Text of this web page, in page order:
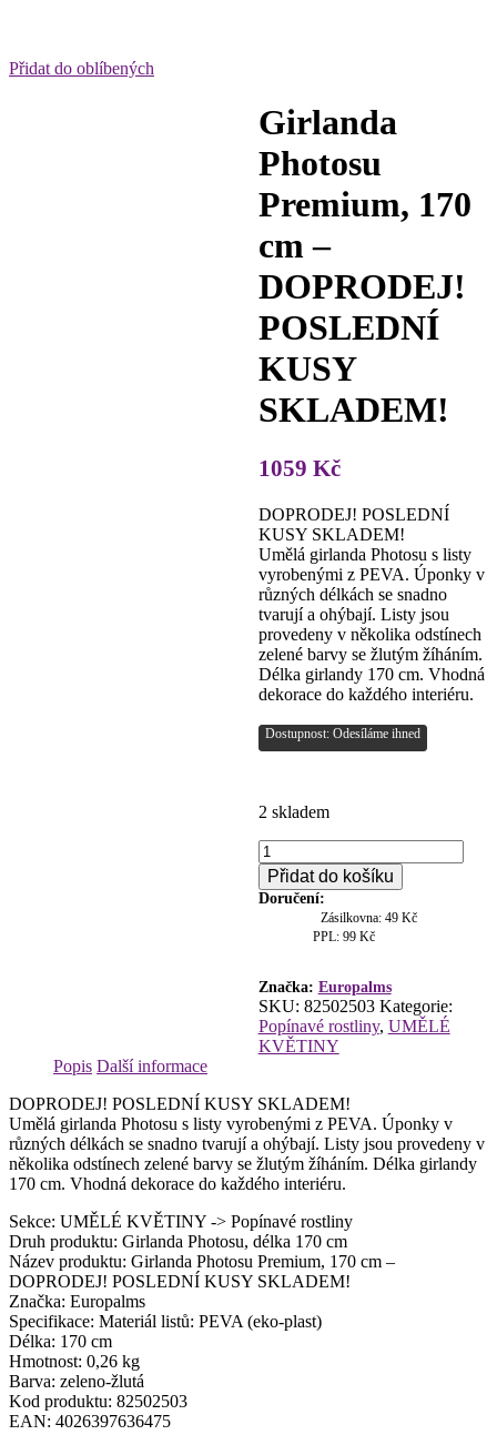
Přidat do oblíbených
Girlanda
Photosu
Premium, 170
cm –
DOPRODEJ!
POSLEDNÍ
KUSY
SKLADEM!
1059 Kč
DOPRODEJ! POSLEDNÍ
KUSY SKLADEM!
Umělá girlanda Photosu s listy
vyrobenými z PEVA. Úponky v
různých délkách se snadno
tvarují a ohýbají. Listy jsou
provedeny v několika odstínech
zelené barvy se žlutým žíháním.
Délka girlandy 170 cm. Vhodná
dekorace do každého interiéru.
Dostupnost: Odesíláme ihned
2 skladem
Girlanda
Photosu
Premium,
170
POSLEDNÍ
KUSY
SKLADEM!
množství
Přidat do košíku
Doručení:
Zásilkovna: 49 Kč
PPL: 99 Kč
Značka: Europalms
SKU: 82502503 Kategorie:
Popínavé rostliny, UMĚLÉ
KVĚTINY
Popis Další informace
DOPRODEJ! POSLEDNÍ KUSY SKLADEM!
Umělá girlanda Photosu s listy vyrobenými z PEVA. Úponky v
různých délkách se snadno tvarují a ohýbají. Listy jsou provedeny v
několika odstínech zelené barvy se žlutým žíháním. Délka girlandy
170 cm. Vhodná dekorace do každého interiéru.
Sekce: UMĚLÉ KVĚTINY -> Popínavé rostliny
Druh produktu: Girlanda Photosu, délka 170 cm
Název produktu: Girlanda Photosu Premium, 170 cm –
DOPRODEJ! POSLEDNÍ KUSY SKLADEM!
Značka: Europalms
Specifikace: Materiál listů: PEVA (eko-plast)
Délka: 170 cm
Hmotnost: 0,26 kg
Barva: zeleno-žlutá
Kod produktu: 82502503
EAN: 4026397636475